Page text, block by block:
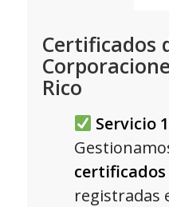
Certificados
Rico
Servicio
registradas